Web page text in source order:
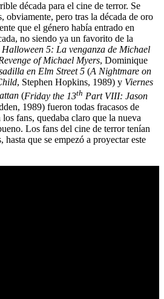
década para el cine de terror. Se
obviamente, pero tras la década de oro
que el género había entrado en
no siendo ya un favorito de la
Halloween 5: La venganza de Michael
of Michael Myers, Dominique
en Elm Street 5 (A Nightmare on
, Stephen Hopkins, 1989) y Viernes
(Friday the 13th Part VIII: Jason
1989) fueron todas fracasos de
fans, quedaba claro que la nueva
Los fans del cine de terror tenían
hasta que se empezó a proyectar este